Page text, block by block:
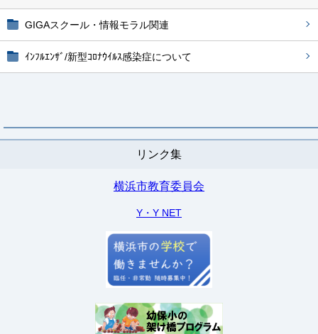
GIGAスクール・情報モラル関連
ｲﾝﾌﾙｴﾝｻﾞ/新型ｺﾛﾅｳｲﾙｽ感染症について
リンク集
横浜市教育委員会
Y・Y NET